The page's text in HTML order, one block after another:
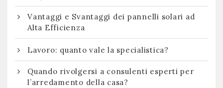
Vantaggi e Svantaggi dei pannelli solari ad
Alta Efficienza
Lavoro: quanto vale la specialistica?
Quando rivolgersi a consulenti esperti per
l’arredamento della casa?